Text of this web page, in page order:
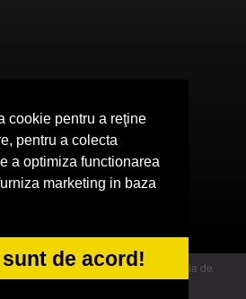
cookie pentru a reţine
pentru a colecta
a optimiza functionarea
marketing in baza
de acord!
| este inscrisa la Autoritatea Nationala de